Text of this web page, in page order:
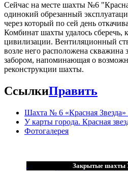
Сейчас на месте шахты №6
одинокий обрезанный
через который по сей день
Комбинат шахты удалось
цивилизации. Вентиляционный
возле него расположена скважина
забором, напоминающая о
реконструкции шахты.
СсылкиПравить
Шахта № 6 «Красная
У карты города. Красная
Фотогалерея
Закрытые шахты